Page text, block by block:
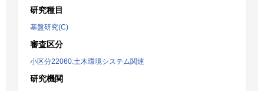
研究種目
基盤研究(C)
審査区分
小区分22060:土木環境システム関連
研究機関